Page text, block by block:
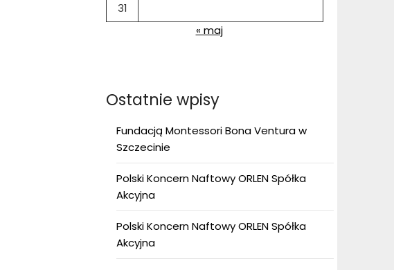
31
« maj
Ostatnie wpisy
Fundacją Montessori Bona Ventura w
Szczecinie
Polski Koncern Naftowy ORLEN Spółka
Akcyjna
Polski Koncern Naftowy ORLEN Spółka
Akcyjna